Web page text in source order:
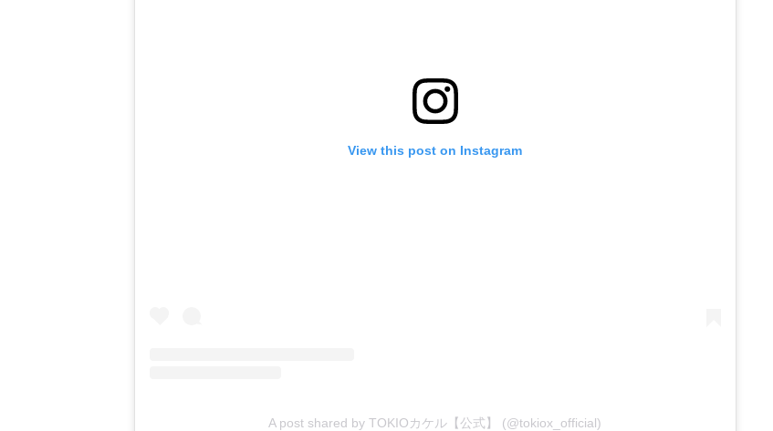
View this post on Instagram
A post shared by TOKIOカケル【公式】 (@tokiox_official)